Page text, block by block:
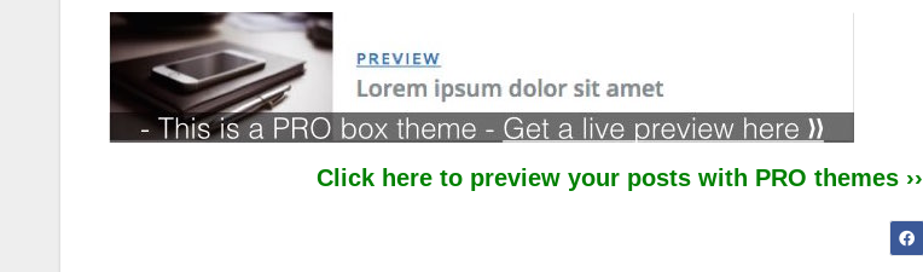
Click here to preview your posts with PRO themes ››